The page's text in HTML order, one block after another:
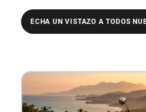
ECHA UN VISTAZO A TODOS